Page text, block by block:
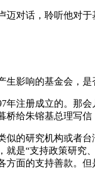
迈对话，聆听他对于
生影响的基金会，
年注册成立的。那
桥给朱镕基总理写
似的研究机构或者
就是“支持政策研究
方面的支持善款。